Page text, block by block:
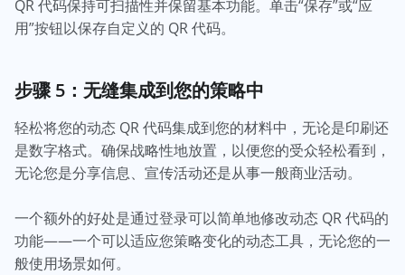
QR 代码保持可扫描性并保留基本功能。单击“保存”或“应
用”按钮以保存自定义的 QR 代码。
步骤 5：无缝集成到您的策略中
轻松将您的动态 QR 代码集成到您的材料中，无论是印刷还
是数字格式。确保战略性地放置，以便您的受众轻松看到，
无论您是分享信息、宣传活动还是从事一般商业活动。
一个额外的好处是通过登录可以简单地修改动态 QR 代码的
功能——一个可以适应您策略变化的动态工具，无论您的一
般使用场景如何。